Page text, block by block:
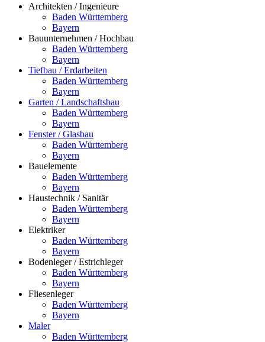
Architekten / Ingenieure
Baden Württemberg
Bayern
Bauunternehmen / Hochbau
Baden Württemberg
Bayern
Tiefbau / Erdarbeiten
Baden Württemberg
Bayern
Garten / Landschaftsbau
Baden Württemberg
Bayern
Fenster / Glasbau
Baden Württemberg
Bayern
Bauelemente
Baden Württemberg
Bayern
Haustechnik / Sanitär
Baden Württemberg
Bayern
Elektriker
Baden Württemberg
Bayern
Bodenleger / Estrichleger
Baden Württemberg
Bayern
Fliesenleger
Baden Württemberg
Bayern
Maler
Baden Württemberg